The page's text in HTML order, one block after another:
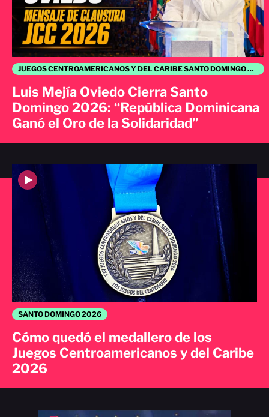
SANTO DOMINGO 2026
Cómo quedó el medallero de los
Juegos Centroamericanos y del Caribe
2026
JUEGOS CENTROAMERICANOS Y DEL CARIBE SANTO DOMINGO 2026
Luis Mejía Oviedo Cierra Santo
Domingo 2026: “República Dominicana
Ganó el Oro de la Solidaridad”